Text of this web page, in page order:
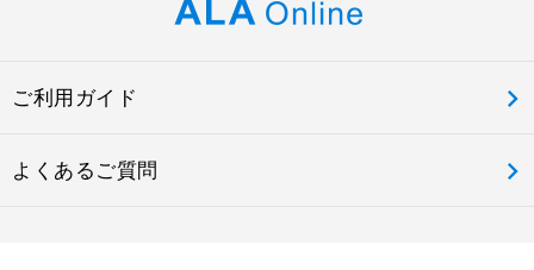
ご利用ガイド
よくあるご質問